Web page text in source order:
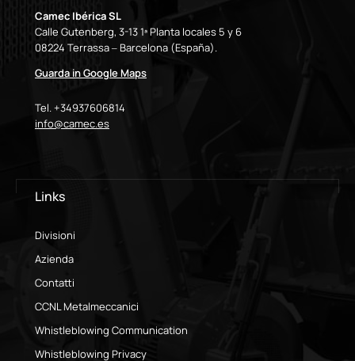
Camec Ibérica SL
Calle Gutenberg, 3-13 1ª Planta locales 5 y 6
08224 Terrassa – Barcelona (España).
Guarda in Google Maps
Tel. +34937606814
info@camec.es
Links
Divisioni
Azienda
Contatti
CCNL Metalmeccanici
Whistleblowing Communication
Whistleblowing Privacy